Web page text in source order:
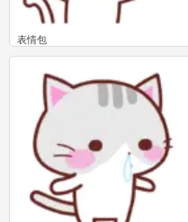
表情包
0